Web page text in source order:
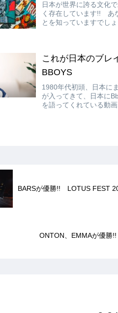
日本が世界に誇る文化
く存在しています!! あ
とを知っていますでし
これが日本のブ
BBOYS
1980年代初頭、日本に
が入ってきて、日本に
を語ってくれている動
BARSが優勝!! LOTUS FEST
ONTON、EMMAが優勝